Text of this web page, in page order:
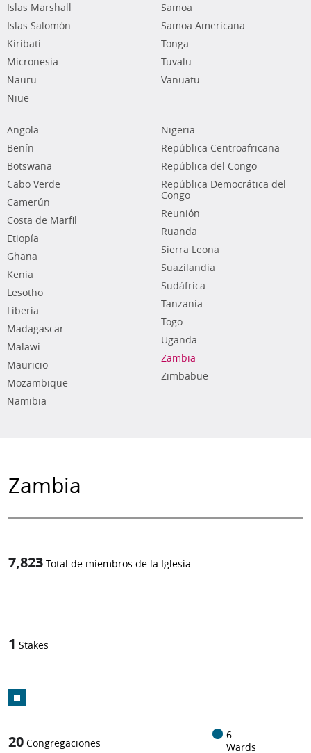
Islas Marshall
Islas Salomón
Kiribati
Micronesia
Nauru
Niue
Samoa
Samoa Americana
Tonga
Tuvalu
Vanuatu
Angola
Benín
Botswana
Cabo Verde
Camerún
Costa de Marfil
Etiopía
Ghana
Kenia
Lesotho
Liberia
Madagascar
Malawi
Mauricio
Mozambique
Namibia
Nigeria
República Centroafricana
República del Congo
República Democrática del
Congo
Reunión
Ruanda
Sierra Leona
Suazilandia
Sudáfrica
Tanzania
Togo
Uganda
Zambia
Zimbabue
Zambia
7,823 Total de miembros de la Iglesia
1 Stakes
20 Congregaciones
6
Wards